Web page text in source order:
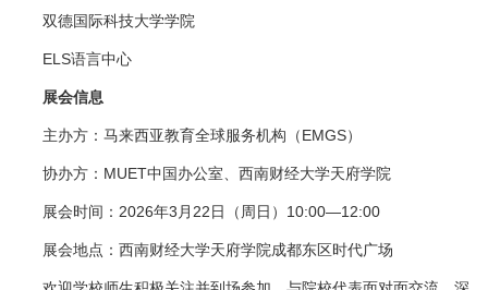
双德国际科技大学学院
ELS语言中心
展会信息
主办方：马来西亚教育全球服务机构（EMGS）
协办方：MUET中国办公室、西南财经大学天府学院
展会时间：2026年3月22日（周日）10:00—12:00
展会地点：西南财经大学天府学院成都东区时代广场